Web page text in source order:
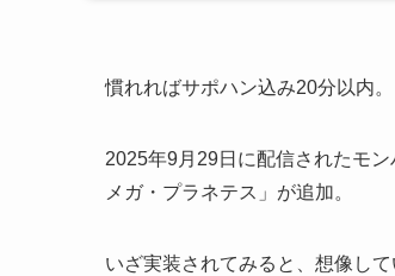
慣れればサポハン込み20分以内。
2025年9月29日に配信されたモ
メガ・プラネテス」が追加。
いざ実装されてみると、想像して